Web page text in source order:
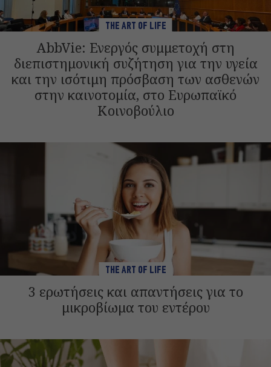
THE ART OF LIFE
AbbVie: Ενεργός συμμετοχή στη
διεπιστημονική συζήτηση για την υγεία
και την ισότιμη πρόσβαση των ασθενών
στην καινοτομία, στο Ευρωπαϊκό
Κοινοβούλιο
THE ART OF LIFE
3 ερωτήσεις και απαντήσεις για το
μικροβίωμα του εντέρου